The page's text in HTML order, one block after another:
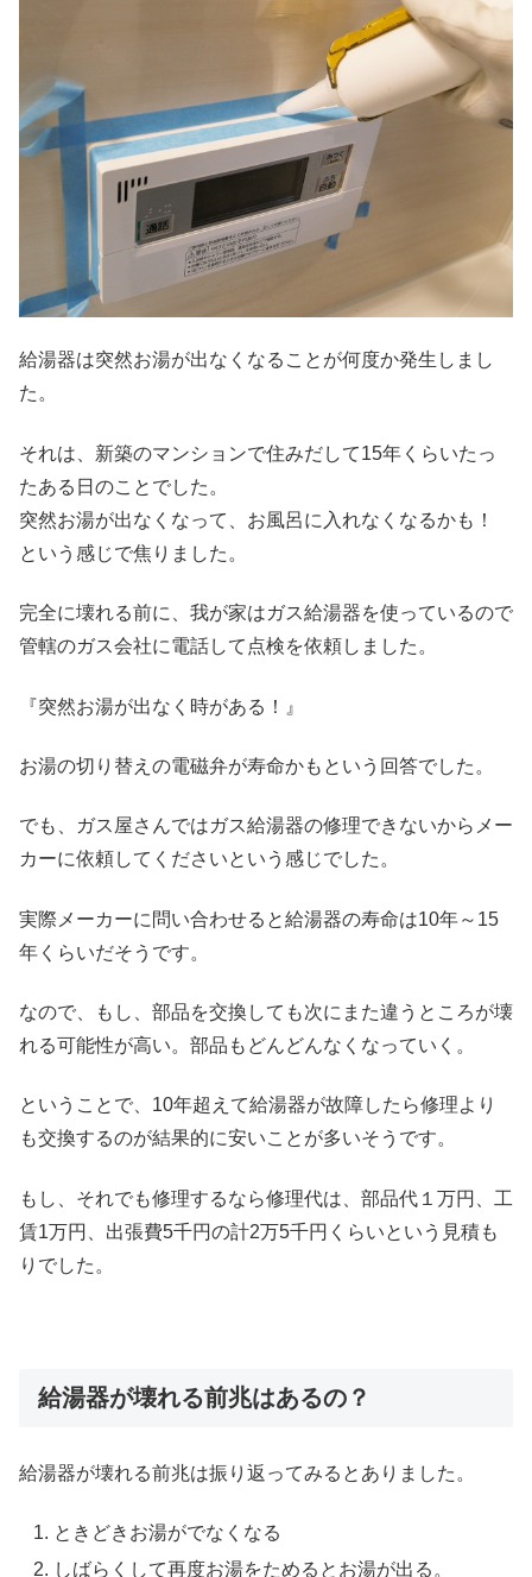
給湯器は突然お湯が出なくなることが何度か発生しまし
た。
それは、新築のマンションで住みだして15年くらいたっ
たある日のことでした。
突然お湯が出なくなって、お風呂に入れなくなるかも！
という感じで焦りました。
完全に壊れる前に、我が家はガス給湯器を使っているので
管轄のガス会社に電話して点検を依頼しました。
『突然お湯が出なく時がある！』
お湯の切り替えの電磁弁が寿命かもという回答でした。
でも、ガス屋さんではガス給湯器の修理できないからメー
カーに依頼してくださいという感じでした。
実際メーカーに問い合わせると給湯器の寿命は10年～15
年くらいだそうです。
なので、もし、部品を交換しても次にまた違うところが壊
れる可能性が高い。部品もどんどんなくなっていく。
ということで、10年超えて給湯器が故障したら修理より
も交換するのが結果的に安いことが多いそうです。
もし、それでも修理するなら修理代は、部品代１万円、工
賃1万円、出張費5千円の計2万5千円くらいという見積も
りでした。
給湯器が壊れる前兆はあるの？
給湯器が壊れる前兆は振り返ってみるとありました。
ときどきお湯がでなくなる
しばらくして再度お湯をためるとお湯が出る。